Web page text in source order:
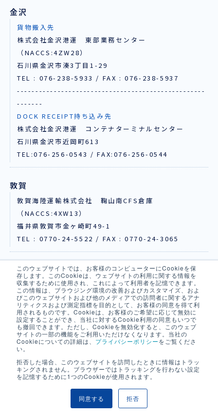
このウェブサイトでは、お客様のコンピューターにCookieを保
存します。このCookieは、ウェブサイトの利用に関する情報を
収集するために使用され、これによって利用者を記憶できます。
この情報は、ブラウジング環境の改善およびカスタマイズ、およ
びこのウェブサイトおよび他のメディアでの訪問者に関するアナ
リティクスおよび測定指標を目的として、お客様の同意を得て利
用されるものです。Cookieは、お客様のご希望に応じて無効に
設定することができ、当社に対するCookie利用の同意もいつで
も撤回できます。ただし、Cookieを無効化すると、このウェブ
サイトの一部の機能をご利用いただけなくなります。当社の
Cookieについての詳細は、 プライバシーポリシーをご覧くださ
い。
拒否した場合、このウェブサイトを訪問したときに情報はトラッ
キングされません。ブラウザーではトラッキングを行わない設定
を記憶するために1つのCookieが使用されます。
同意する 拒否
金沢
貨物搬入先
株式会社金沢港運 東部業務センター
（NACCS:4ZW28）
石川県金沢市湊3丁目1-29
TEL : 076-238-5933 / FAX : 076-238-5937
---------------------------------------------------
-------
DOCK RECEIPT持ち込み先
株式会社金沢港運 コンテナターミナルセンター
石川県金沢市近岡町613
TEL:076-256-0543 / FAX:076-256-0544
敦賀
敦賀海陸運輸株式会社 鞠山南CFS倉庫
（NACCS:4XW13）
福井県敦賀市金ヶ崎町49-1
TEL : 0770-24-5522 / FAX : 0770-24-3065
福井
株式会社福栄倉庫
（NACCS:4YW16）
福井県福井市堀の宮1-608
TEL : 0776-23-4576 / FAX : 0776-23-4267
京都舞鶴
貨物搬入先
飯野港運株式会社
（NACCS:4UD53）
京都府舞鶴市下安久 舞鶴国際ふ頭 飯野CFS